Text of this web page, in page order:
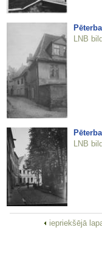
LNB
LNB
iepriekšējā